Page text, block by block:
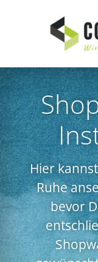
Hier
Ruhe
bevor